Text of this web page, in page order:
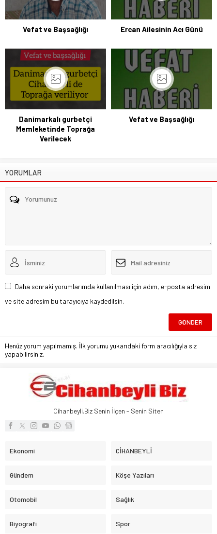
Vefat ve Başsağlığı Ercan Ailesinin Acı Günü
Danimarkalı gurbetçi
Memleketinde Toprağa
Verilecek
Vefat ve Başsağlığı
YORUMLAR
Daha sonraki yorumlarımda kullanılması için adım, e-posta adresim
ve site adresim bu tarayıcıya kaydedilsin.
Henüz yorum yapılmamış. İlk yorumu yukarıdaki form aracılığıyla siz
yapabilirsiniz.
Cihanbeyli.Biz Senin İlçen - Senin Siten
Ekonomi CİHANBEYLİ
Gündem Köşe Yazıları
Otomobil Sağlık
Biyografi Spor